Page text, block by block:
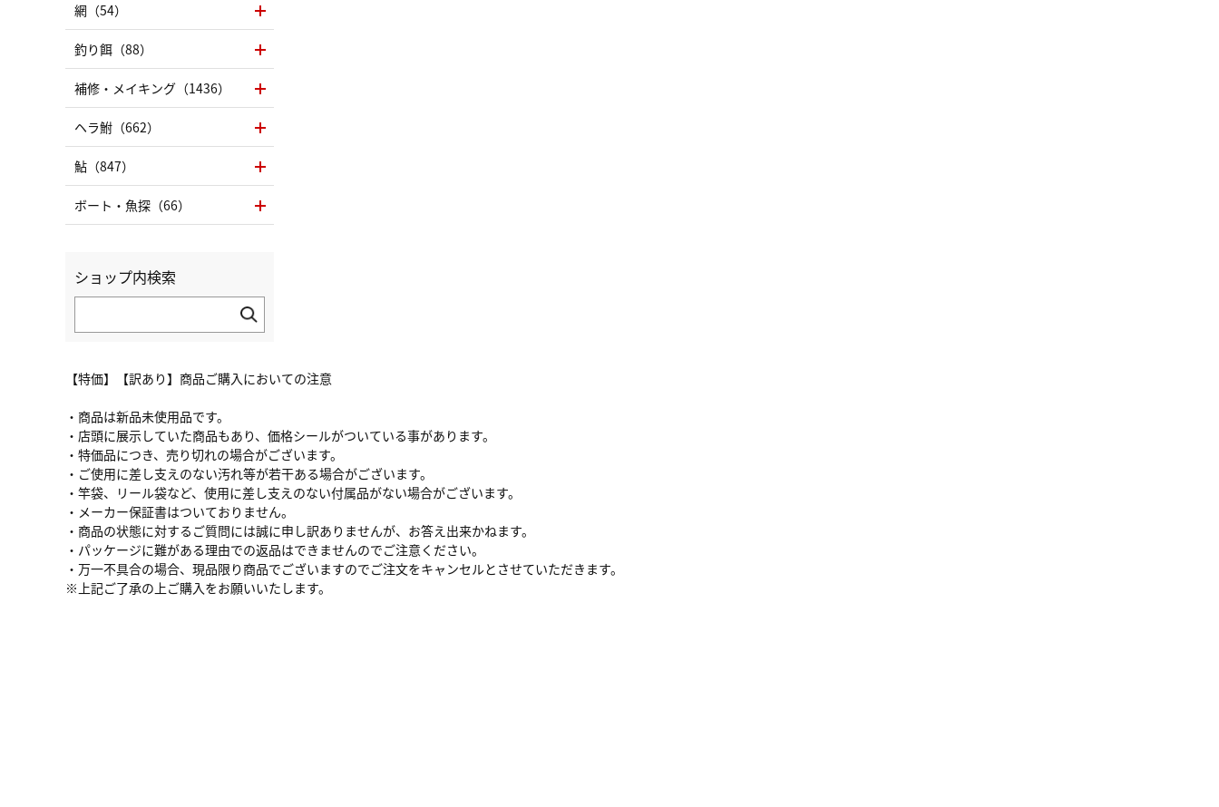
【特価】【訳あり】商品ご購入においての注意
・商品は新品未使用品です。
・店頭に展示していた商品もあり、価格シールがついている事があります。
・特価品につき、売り切れの場合がございます。
・ご使用に差し支えのない汚れ等が若干ある場合がございます。
・竿袋、リール袋など、使用に差し支えのない付属品がない場合がございます。
・メーカー保証書はついておりません。
・商品の状態に対するご質問には誠に申し訳ありませんが、お答え出来かねます。
・パッケージに難がある理由での返品はできませんのでご注意ください。
・万一不具合の場合、現品限り商品でございますのでご注文をキャンセルとさせていただきます。
※上記ご了承の上ご購入をお願いいたします。
網（54）
釣り餌（88）
補修・メイキング（1436）
ヘラ鮒（662）
鮎（847）
ボート・魚探（66）
ショップ内検索